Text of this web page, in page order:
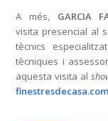
A més, GARCIA
visita presencial al
tècnics
tècniques i
aquesta visita al
finestresdecasa.com